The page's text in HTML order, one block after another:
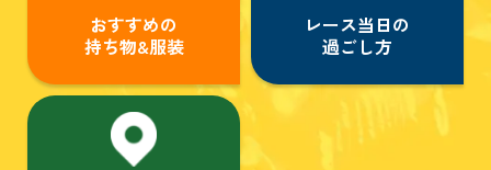
おすすめの
持ち物&服装
レース当日の
過ごし方